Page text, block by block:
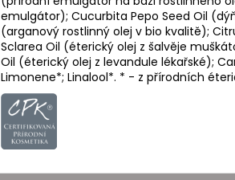
emulgátor); Cucurbita Pepo Seed Oil
(arganový rostlinný olej v bio kvalitě);
Sclarea Oil (éterický olej z šalvěje
Oil (éterický olej z levandule lékařské);
Limonene*; Linalool*. * - z přírodních